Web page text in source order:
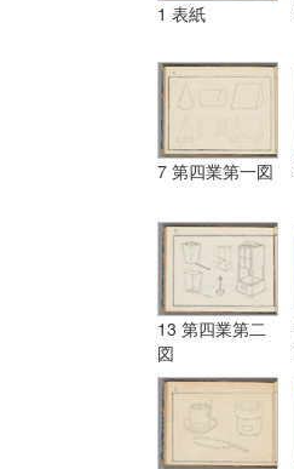
1 表紙
7 第四業第一図
13 第四業第二
図